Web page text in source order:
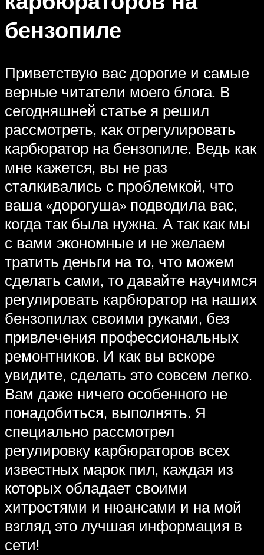
бензопиле
Приветствую вас дорогие и самые
верные читатели моего блога. В
сегодняшней статье я решил
рассмотреть, как отрегулировать
карбюратор на бензопиле. Ведь как
мне кажется, вы не раз
сталкивались с проблемкой, что
ваша «дорогуша» подводила вас,
когда так была нужна. А так как мы
с вами экономные и не желаем
тратить деньги на то, что можем
сделать сами, то давайте научимся
регулировать карбюратор на наших
бензопилах своими руками, без
привлечения профессиональных
ремонтников. И как вы вскоре
увидите, сделать это совсем легко.
Вам даже ничего особенного не
понадобиться, выполнять. Я
специально рассмотрел
регулировку карбюраторов всех
известных марок пил, каждая из
которых обладает своими
хитростями и нюансами и на мой
взгляд это лучшая информация в
сети!